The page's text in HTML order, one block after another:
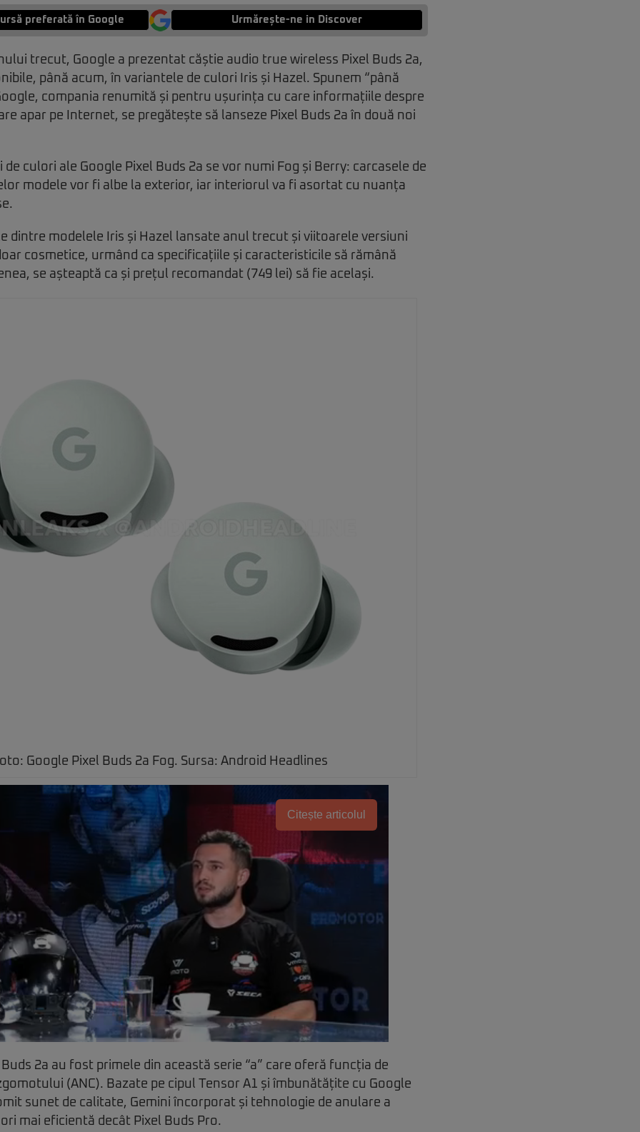
preferată în Google Urmărește-ne in Discover
trecut, Google a prezentat căștie audio true wireless Pixel Buds 2a,
până acum, în variantele de culori Iris și Hazel. Spunem “până
compania renumită și pentru ușurința cu care informațiile despre
apar pe Internet, se pregătește să lanseze Pixel Buds 2a în două noi
culori ale Google Pixel Buds 2a se vor numi Fog și Berry: carcasele de
modele vor fi albe la exterior, iar interiorul va fi asortat cu nuanța
dintre modelele Iris și Hazel lansate anul trecut și viitoarele versiuni
cosmetice, urmând ca specificațiile și caracteristicile să rămână
se așteaptă ca și prețul recomandat (749 lei) să fie același.
Google Pixel Buds 2a Fog. Sursa: Android Headlines
Citește articolul
2a au fost primele din această serie “a” care oferă funcția de
(ANC). Bazate pe cipul Tensor A1 și îmbunătățite cu Google
sunet de calitate, Gemini încorporat și tehnologie de anulare a
mai eficientă decât Pixel Buds Pro.